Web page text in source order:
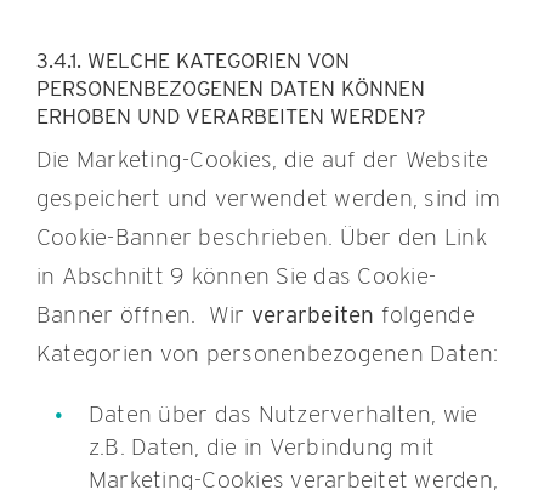
3.4.1. WELCHE KATEGORIEN VON
PERSONENBEZOGENEN DATEN KÖNNEN
ERHOBEN UND VERARBEITEN WERDEN?
Die Marketing-Cookies, die auf der Website
gespeichert und verwendet werden, sind im
Cookie-Banner beschrieben. Über den Link
in Abschnitt 9 können Sie das Cookie-
Banner öffnen. Wir verarbeiten folgende
Kategorien von personenbezogenen Daten:
Daten über das Nutzerverhalten, wie
z.B. Daten, die in Verbindung mit
Marketing-Cookies verarbeitet werden,